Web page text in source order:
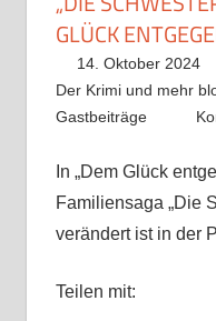
GLÜCK
14. Oktober 2024
Der Krimi und mehr
Gastbeiträge
In „Dem Glück
Familiensaga „Die
verändert ist in der
Teilen mit: